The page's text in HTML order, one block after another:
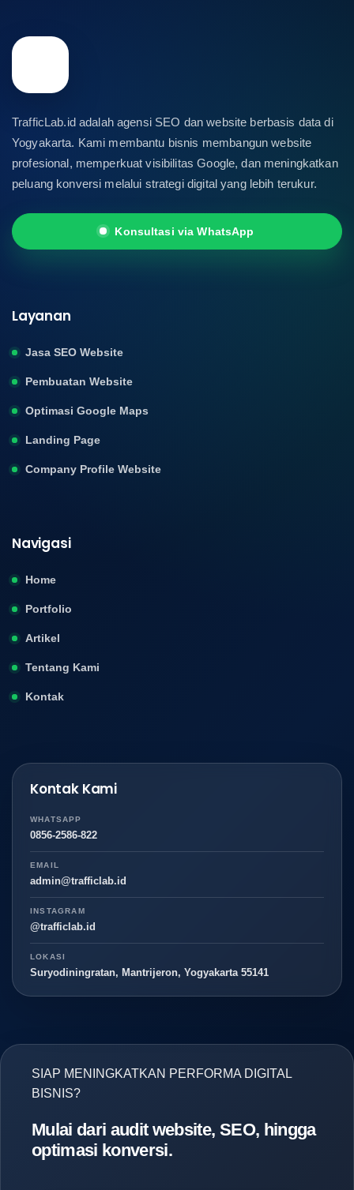
TrafficLab.id adalah agensi SEO dan website berbasis data di
Yogyakarta. Kami membantu bisnis membangun website
profesional, memperkuat visibilitas Google, dan meningkatkan
peluang konversi melalui strategi digital yang lebih terukur.
Konsultasi via WhatsApp
Layanan
Jasa SEO Website
Pembuatan Website
Optimasi Google Maps
Landing Page
Company Profile Website
Navigasi
Home
Portfolio
Artikel
Tentang Kami
Kontak
Kontak Kami
WHATSAPP
0856-2586-822
EMAIL
admin@trafficlab.id
INSTAGRAM
@trafficlab.id
LOKASI
Suryodiningratan, Mantrijeron, Yogyakarta 55141
SIAP MENINGKATKAN PERFORMA DIGITAL
BISNIS?
Mulai dari audit website, SEO, hingga
optimasi konversi.